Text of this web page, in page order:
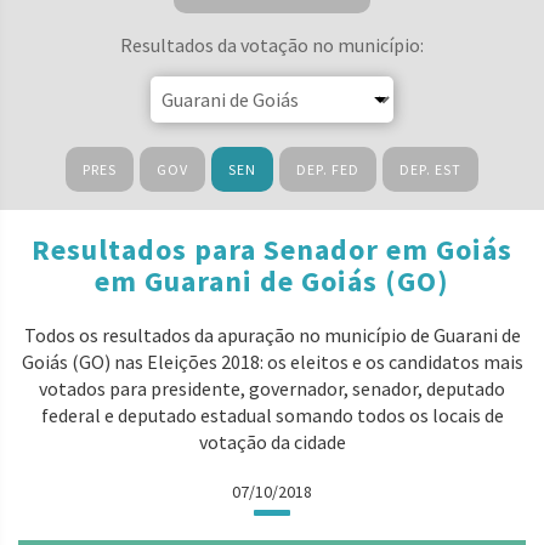
Resultados da votação no município:
PRES GOV SEN DEP. FED DEP. EST
Resultados para Senador em Goiás
em Guarani de Goiás (GO)
Todos os resultados da apuração no município de Guarani de
Goiás (GO) nas Eleições 2018: os eleitos e os candidatos mais
votados para presidente, governador, senador, deputado
federal e deputado estadual somando todos os locais de
votação da cidade
07/10/2018